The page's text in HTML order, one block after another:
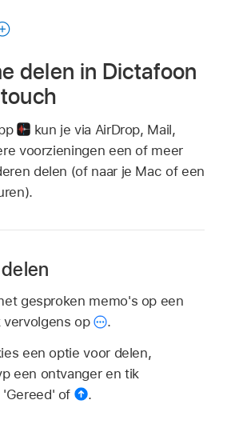
delen in Dictafoon
kun je via AirDrop, Mail,
voorzieningen een of meer
delen (of naar je Mac of een
gesproken memo's op een
vervolgens op
.
een optie voor delen,
een ontvanger en tik
of
.